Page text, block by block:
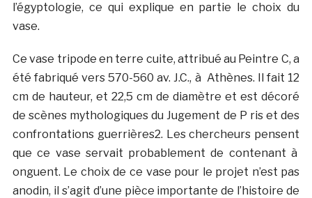
l’égyptologie, ce qui explique en partie le choix du
vase.
Ce vase tripode en terre cuite, attribué au Peintre C, a
été fabriqué vers 570-560 av. J.C., à Athènes. Il fait 12
cm de hauteur, et 22,5 cm de diamètre et est décoré
de scènes mythologiques du Jugement de P ris et des
confrontations guerrières2. Les chercheurs pensent
que ce vase servait probablement de contenant à
onguent. Le choix de ce vase pour le projet n’est pas
anodin, il s’agit d’une pièce importante de l’histoire de